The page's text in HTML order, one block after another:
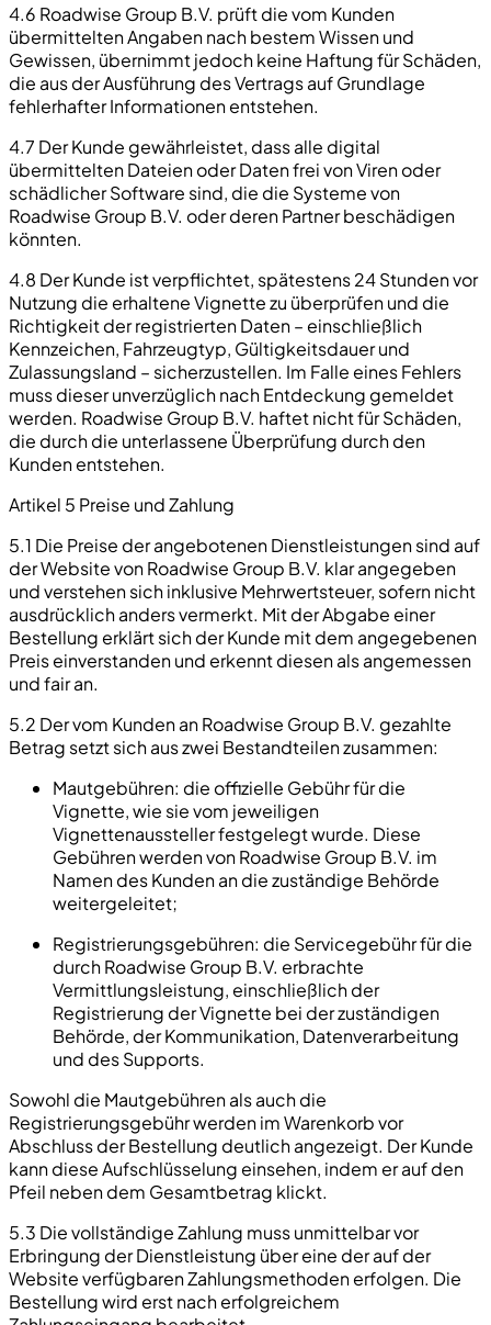
4.6 Roadwise Group B.V. prüft die vom Kunden
übermittelten Angaben nach bestem Wissen und
Gewissen, übernimmt jedoch keine Haftung für Schäden,
die aus der Ausführung des Vertrags auf Grundlage
fehlerhafter Informationen entstehen.
4.7 Der Kunde gewährleistet, dass alle digital
übermittelten Dateien oder Daten frei von Viren oder
schädlicher Software sind, die die Systeme von
Roadwise Group B.V. oder deren Partner beschädigen
könnten.
4.8 Der Kunde ist verpflichtet, spätestens 24 Stunden vor
Nutzung die erhaltene Vignette zu überprüfen und die
Richtigkeit der registrierten Daten – einschließlich
Kennzeichen, Fahrzeugtyp, Gültigkeitsdauer und
Zulassungsland – sicherzustellen. Im Falle eines Fehlers
muss dieser unverzüglich nach Entdeckung gemeldet
werden. Roadwise Group B.V. haftet nicht für Schäden,
die durch die unterlassene Überprüfung durch den
Kunden entstehen.
Artikel 5 Preise und Zahlung
5.1 Die Preise der angebotenen Dienstleistungen sind auf
der Website von Roadwise Group B.V. klar angegeben
und verstehen sich inklusive Mehrwertsteuer, sofern nicht
ausdrücklich anders vermerkt. Mit der Abgabe einer
Bestellung erklärt sich der Kunde mit dem angegebenen
Preis einverstanden und erkennt diesen als angemessen
und fair an.
5.2 Der vom Kunden an Roadwise Group B.V. gezahlte
Betrag setzt sich aus zwei Bestandteilen zusammen:
Mautgebühren: die offizielle Gebühr für die
Vignette, wie sie vom jeweiligen
Vignettenaussteller festgelegt wurde. Diese
Gebühren werden von Roadwise Group B.V. im
Namen des Kunden an die zuständige Behörde
weitergeleitet;
Registrierungsgebühren: die Servicegebühr für die
durch Roadwise Group B.V. erbrachte
Vermittlungsleistung, einschließlich der
Registrierung der Vignette bei der zuständigen
Behörde, der Kommunikation, Datenverarbeitung
und des Supports.
Sowohl die Mautgebühren als auch die
Registrierungsgebühr werden im Warenkorb vor
Abschluss der Bestellung deutlich angezeigt. Der Kunde
kann diese Aufschlüsselung einsehen, indem er auf den
Pfeil neben dem Gesamtbetrag klickt.
5.3 Die vollständige Zahlung muss unmittelbar vor
Erbringung der Dienstleistung über eine der auf der
Website verfügbaren Zahlungsmethoden erfolgen. Die
Bestellung wird erst nach erfolgreichem